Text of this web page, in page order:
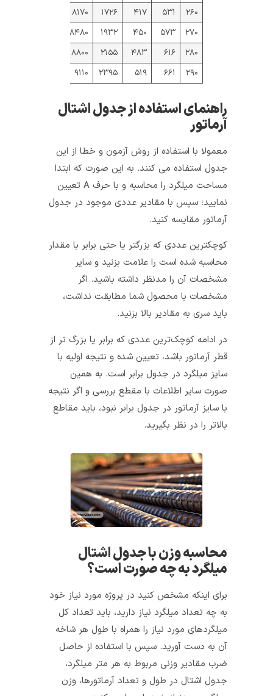
۴۱۷ ۱۷۲۶
۸۱۷۰
۴۵۰ ۱۹۳۲
۸۴۸۰
۴۸۳ ۲۱۵۵
۸۸۰۰
۵۱۹ ۲۳۹۵ ۹۱۱۰
راهنمای استفاده از جدول اشتال
معمولا با استفاده از روش آزمون و خطا از این
جدول استفاده می کنند. به این صورت که ابتدا
مساحت میلگرد را محاسبه و با حرف A تعیین
نمایید؛ سپس با مقادیر عددی موجود در جدول
آرماتور مقایسه کنید.
کوچکترین عددی که بزرگتر یا حتی برابر با مقدار
محاسبه شده است را علامت بزنید و سایر
مشخصات آن را مدنظر داشته باشید. اگر
مشخصات با محصول شما مطابقت نداشت،
باید سری به مقادیر بالا بزنید.
در ادامه کوچک‌ترین عددی که برابر یا بزرگ تر از
قطر آرماتور باشد، تعیین شده و نتیجه اولیه با
سایز میلگرد در جدول برابر است. به همین
صورت سایر اطلاعات با مقطع بررسی و اگر نتیجه
با سایز آرماتور در جدول برابر نبود، باید مقاطع
بالاتر را در نظر بگیرید.
محاسبه وزن با جدول اشتال
میلگرد به چه صورت است؟
برای اینکه مشخص کنید در پروژه مورد نیاز خود
به چه تعداد میلگرد نیاز دارید، باید تعداد کل
میلگردهای مورد نیاز را همراه با طول هر شاخه
آن به دست آورید. سپس با استفاده از حاصل‌
ضرب مقادیر وزنی مربوط به هر متر میلگرد،
جدول اشتال در طول و تعداد آرماتورها، وزن